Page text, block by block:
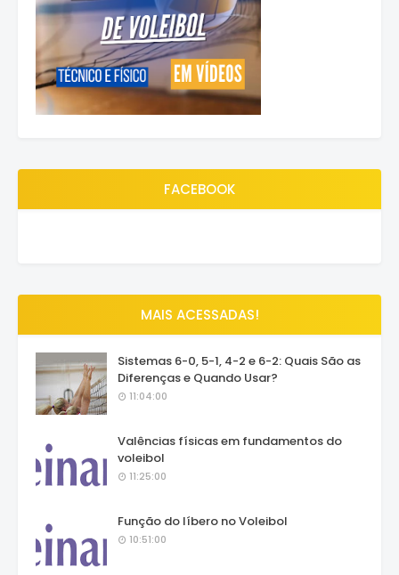
FACEBOOK
MAIS ACESSADAS!
Sistemas 6-0, 5-1, 4-2 e 6-2: Quais São as
Diferenças e Quando Usar?
11:04:00
Valências físicas em fundamentos do
voleibol
11:25:00
Função do líbero no Voleibol
10:51:00